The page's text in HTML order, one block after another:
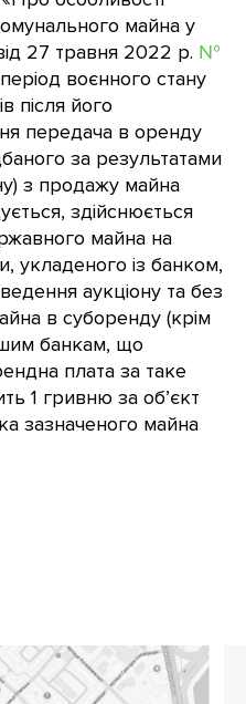
майна у
27 травня 2022 р. №
воєнного стану
після його
передача в оренду
за результатами
з продажу майна
здійснюється
майна на
укладеного із банком,
аукціону та без
в суборенду (крім
банкам, що
плата за таке
1 гривню за об’єкт
зазначеного майна